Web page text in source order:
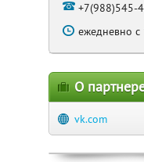
+7(988)545-
ежедневно
О
vk.com